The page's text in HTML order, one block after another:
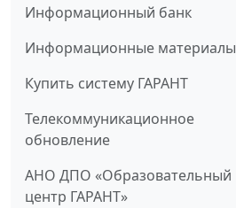
Информационный банк
Информационные материалы
Купить систему ГАРАНТ
Телекоммуникационное
обновление
АНО ДПО «Образовательный
центр ГАРАНТ»